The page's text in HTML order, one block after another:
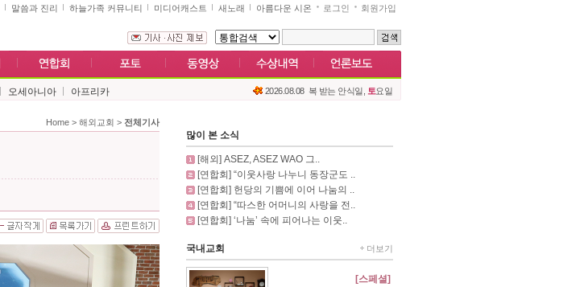
말씀과 진리 하늘가족 커뮤니티 미디어캐스트 새노래 아름다운 시온 로그인 회원가입
오세아니아 아프리카 2026.08.08 복 받는 안식일, 토요일
Home > 해외교회 > 전체기사
많이 본 소식
[해외] ASEZ, ASEZ WAO 그..
[연합회] “이웃사랑 나누니 동장군도 ..
[연합회] 헌당의 기쁨에 이어 나눔의 ..
[연합회] “따스한 어머니의 사랑을 전..
[연합회] ‘나눔’ 속에 피어나는 이웃..
국내교회 더보기
[스페셜]